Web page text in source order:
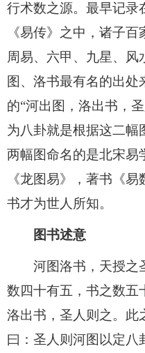
行术数之源。最早记录
《易传》之中，诸子百
周易、六甲、九星、
图、洛书最有名的出处
的“河出图，洛出书，
为八卦就是根据这二幅
两幅图命名的是北宋易
《龙图易》，著书《
书才为世人所知。
图书述意
河图洛书，天授之
数四十有五，书之数五
洛出书，圣人则之。此
曰：圣人则河图以定八